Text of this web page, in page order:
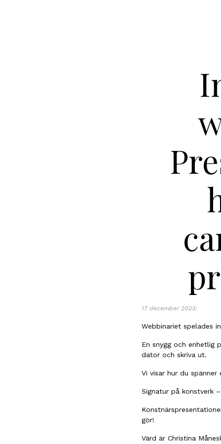
17 december 2023:
Webbinariet spelades
En snygg och enhetlig
dator och skriva ut.
Vi visar hur du
Signatur på konstverk
gör!
Värd är Christina